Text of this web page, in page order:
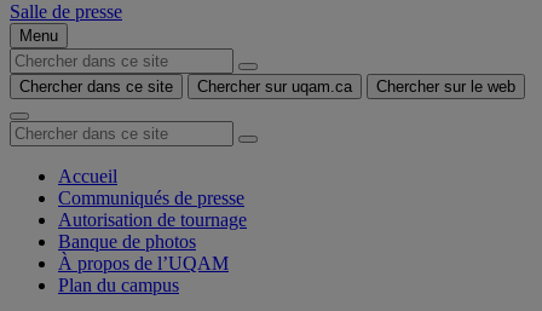
Salle de presse
Menu
Chercher dans ce site Chercher sur uqam.ca Chercher sur le web
Accueil
Communiqués de presse
Autorisation de tournage
Banque de photos
À propos de l’UQAM
Plan du campus